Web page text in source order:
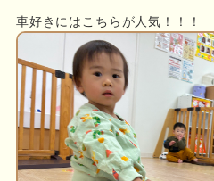
車好きにはこちらが人気！！！